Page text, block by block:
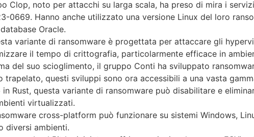
Clop, noto per attacchi su larga scala, ha preso di mira i
0669. Hanno anche utilizzato una versione Linux del loro
Oracle.
variante di ransomware è progettata per attaccare gli
il tempo di crittografia, particolarmente efficace in
del suo scioglimento, il gruppo Conti ha sviluppato
trapelato, questi sviluppi sono ora accessibili a una vasta
Rust, questa variante di ransomware può disabilitare e
virtualizzati.
cross-platform può funzionare su sistemi Windows,
diversi ambienti.